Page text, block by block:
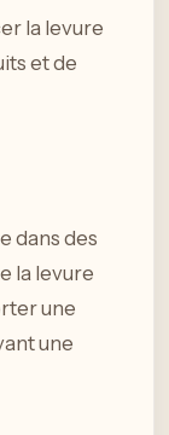
la levure
et de
dans des
la levure
une
une